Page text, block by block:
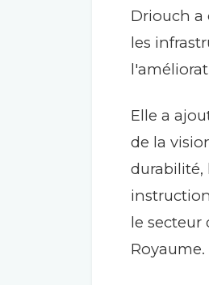
Driouch a
les
Elle a
de la
durabilité,
le secteur
Royaume.